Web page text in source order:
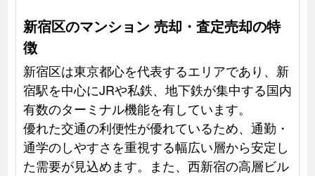
新宿区のマンション 売却・査定売却の特
徴
新宿区は東京都心を代表するエリアであり、新
宿駅を中心にJRや私鉄、地下鉄が集中する国内
有数のターミナル機能を有しています。
優れた交通の利便性が優れているため、通勤・
通学のしやすさを重視する幅広い層から安定し
た需要が見込めます。また、西新宿の高層ビル